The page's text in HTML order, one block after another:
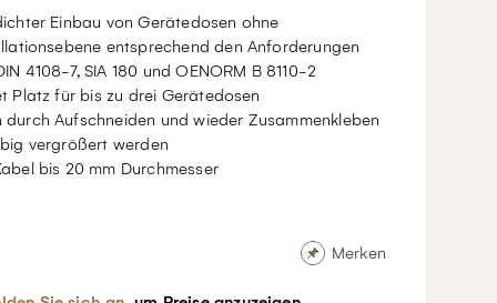
Einbau von Gerätedosen ohne
entsprechend den Anforderungen
4108-7, SIA 180 und OENORM B 8110-2
Platz für bis zu drei Gerätedosen
durch Aufschneiden und wieder Zusammenkleben
vergrößert werden
bis 20 mm Durchmesser
Merken